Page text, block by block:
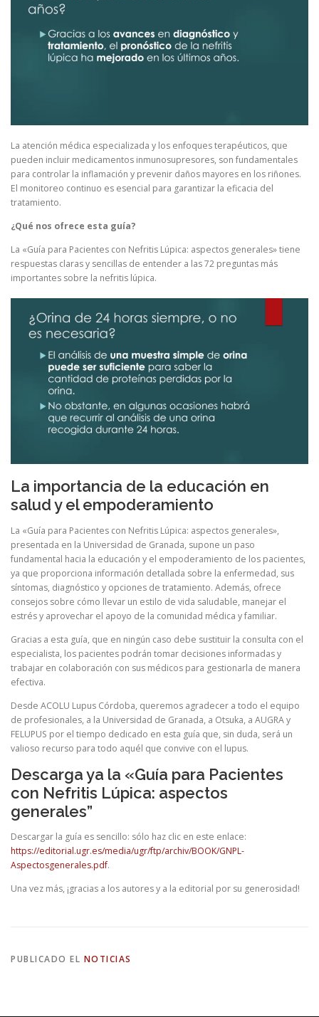
La atención médica especializada y los enfoques terapéuticos, que
pueden incluir medicamentos inmunosupresores, son fundamentales
para controlar la inflamación y prevenir daños mayores en los riñones.
El monitoreo continuo es esencial para garantizar la eficacia del
tratamiento.
¿Qué nos ofrece esta guía?
La «Guía para Pacientes con Nefritis Lúpica: aspectos generales» tiene
respuestas claras y sencillas de entender a las 72 preguntas más
importantes sobre la nefritis lúpica.
La importancia de la educación en
salud y el empoderamiento
La «Guía para Pacientes con Nefritis Lúpica: aspectos generales»,
presentada en la Universidad de Granada, supone un paso
fundamental hacia la educación y el empoderamiento de los pacientes,
ya que proporciona información detallada sobre la enfermedad, sus
síntomas, diagnóstico y opciones de tratamiento. Además, ofrece
consejos sobre cómo llevar un estilo de vida saludable, manejar el
estrés y aprovechar el apoyo de la comunidad médica y familiar.
Gracias a esta guía, que en ningún caso debe sustituir la consulta con el
especialista, los pacientes podrán tomar decisiones informadas y
trabajar en colaboración con sus médicos para gestionarla de manera
efectiva.
Desde ACOLU Lupus Córdoba, queremos agradecer a todo el equipo
de profesionales, a la Universidad de Granada, a Otsuka, a AUGRA y
FELUPUS por el tiempo dedicado en esta guía que, sin duda, será un
valioso recurso para todo aquél que convive con el lupus.
Descarga ya la «Guía para Pacientes
con Nefritis Lúpica: aspectos
generales”
Descargar la guía es sencillo: sólo haz clic en este enlace:
https://editorial.ugr.es/media/ugr/ftp/archiv/BOOK/GNPL-
Aspectosgenerales.pdf.
Una vez más, ¡gracias a los autores y a la editorial por su generosidad!
PUBLICADO EL NOTICIAS